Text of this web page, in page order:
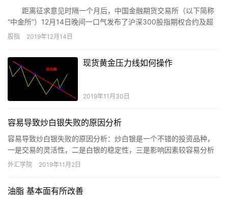
距离征求意见时隔一个月后，中国金融期货交易所（以下简称
“中金所”）12月14日晚间一口气发布了沪深300股指期权合约及超
10项相关规则，这也标志着沪深300股指期权合约及规则准备工作
实施，我国资本市场首只上市的指数期权产品来了。在业内人士看
来，沪深300股指期权的上市将开启我国期权市场指数期权发展的
序幕。
股指 2019年12月14日
现货黄金压力线如何操作
2019年11月30日
容易导致炒白银失败的原因分析
容易导致炒白银失败的原因分析：炒白银是一个不错的投资品种，
一是交易的灵活性，二是白银的稳定性，三是影响因素较容易分析
等等。
外汇学院 2019年11月2日
油脂 基本面有所改善